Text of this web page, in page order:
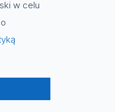
w celu